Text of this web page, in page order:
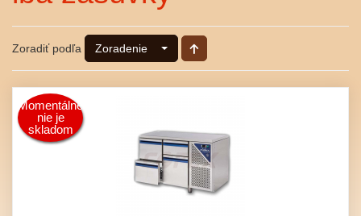
Zoradiť podľa Zoradenie
Momentálne
nie je
skladom